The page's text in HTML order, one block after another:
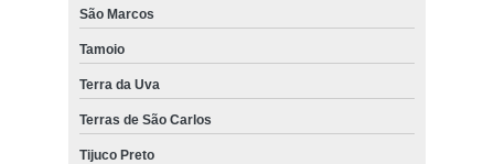
São Marcos
Tamoio
Terra da Uva
Terras de São Carlos
Tijuco Preto